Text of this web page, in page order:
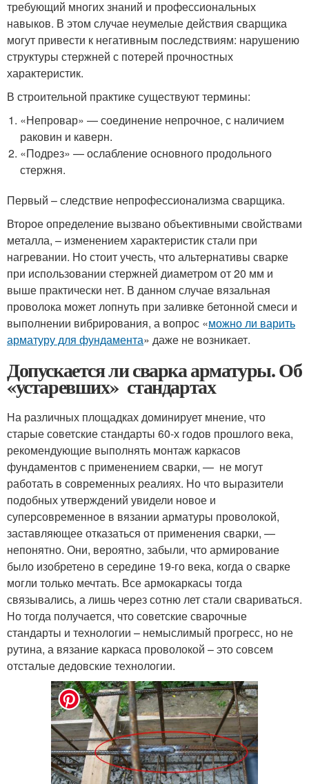
требующий многих знаний и профессиональных
навыков. В этом случае неумелые действия сварщика
могут привести к негативным последствиям: нарушению
структуры стержней с потерей прочностных
характеристик.
В строительной практике существуют термины:
«Непровар» — соединение непрочное, с наличием
раковин и каверн.
«Подрез» — ослабление основного продольного
стержня.
Первый – следствие непрофессионализма сварщика.
Второе определение вызвано объективными свойствами
металла, – изменением характеристик стали при
нагревании. Но стоит учесть, что альтернативы сварке
при использовании стержней диаметром от 20 мм и
выше практически нет. В данном случае вязальная
проволока может лопнуть при заливке бетонной смеси и
выполнении вибрирования, а вопрос «можно ли варить
арматуру для фундамента» даже не возникает.
Допускается ли сварка арматуры. Об
«устаревших» стандартах
На различных площадках доминирует мнение, что
старые советские стандарты 60-х годов прошлого века,
рекомендующие выполнять монтаж каркасов
фундаментов с применением сварки, — не могут
работать в современных реалиях. Но что выразители
подобных утверждений увидели новое и
суперсовременное в вязании арматуры проволокой,
заставляющее отказаться от применения сварки, —
непонятно. Они, вероятно, забыли, что армирование
было изобретено в середине 19-го века, когда о сварке
могли только мечтать. Все армокаркасы тогда
связывались, а лишь через сотню лет стали свариваться.
Но тогда получается, что советские сварочные
стандарты и технологии – немыслимый прогресс, но не
рутина, а вязание каркаса проволокой – это совсем
отсталые дедовские технологии.